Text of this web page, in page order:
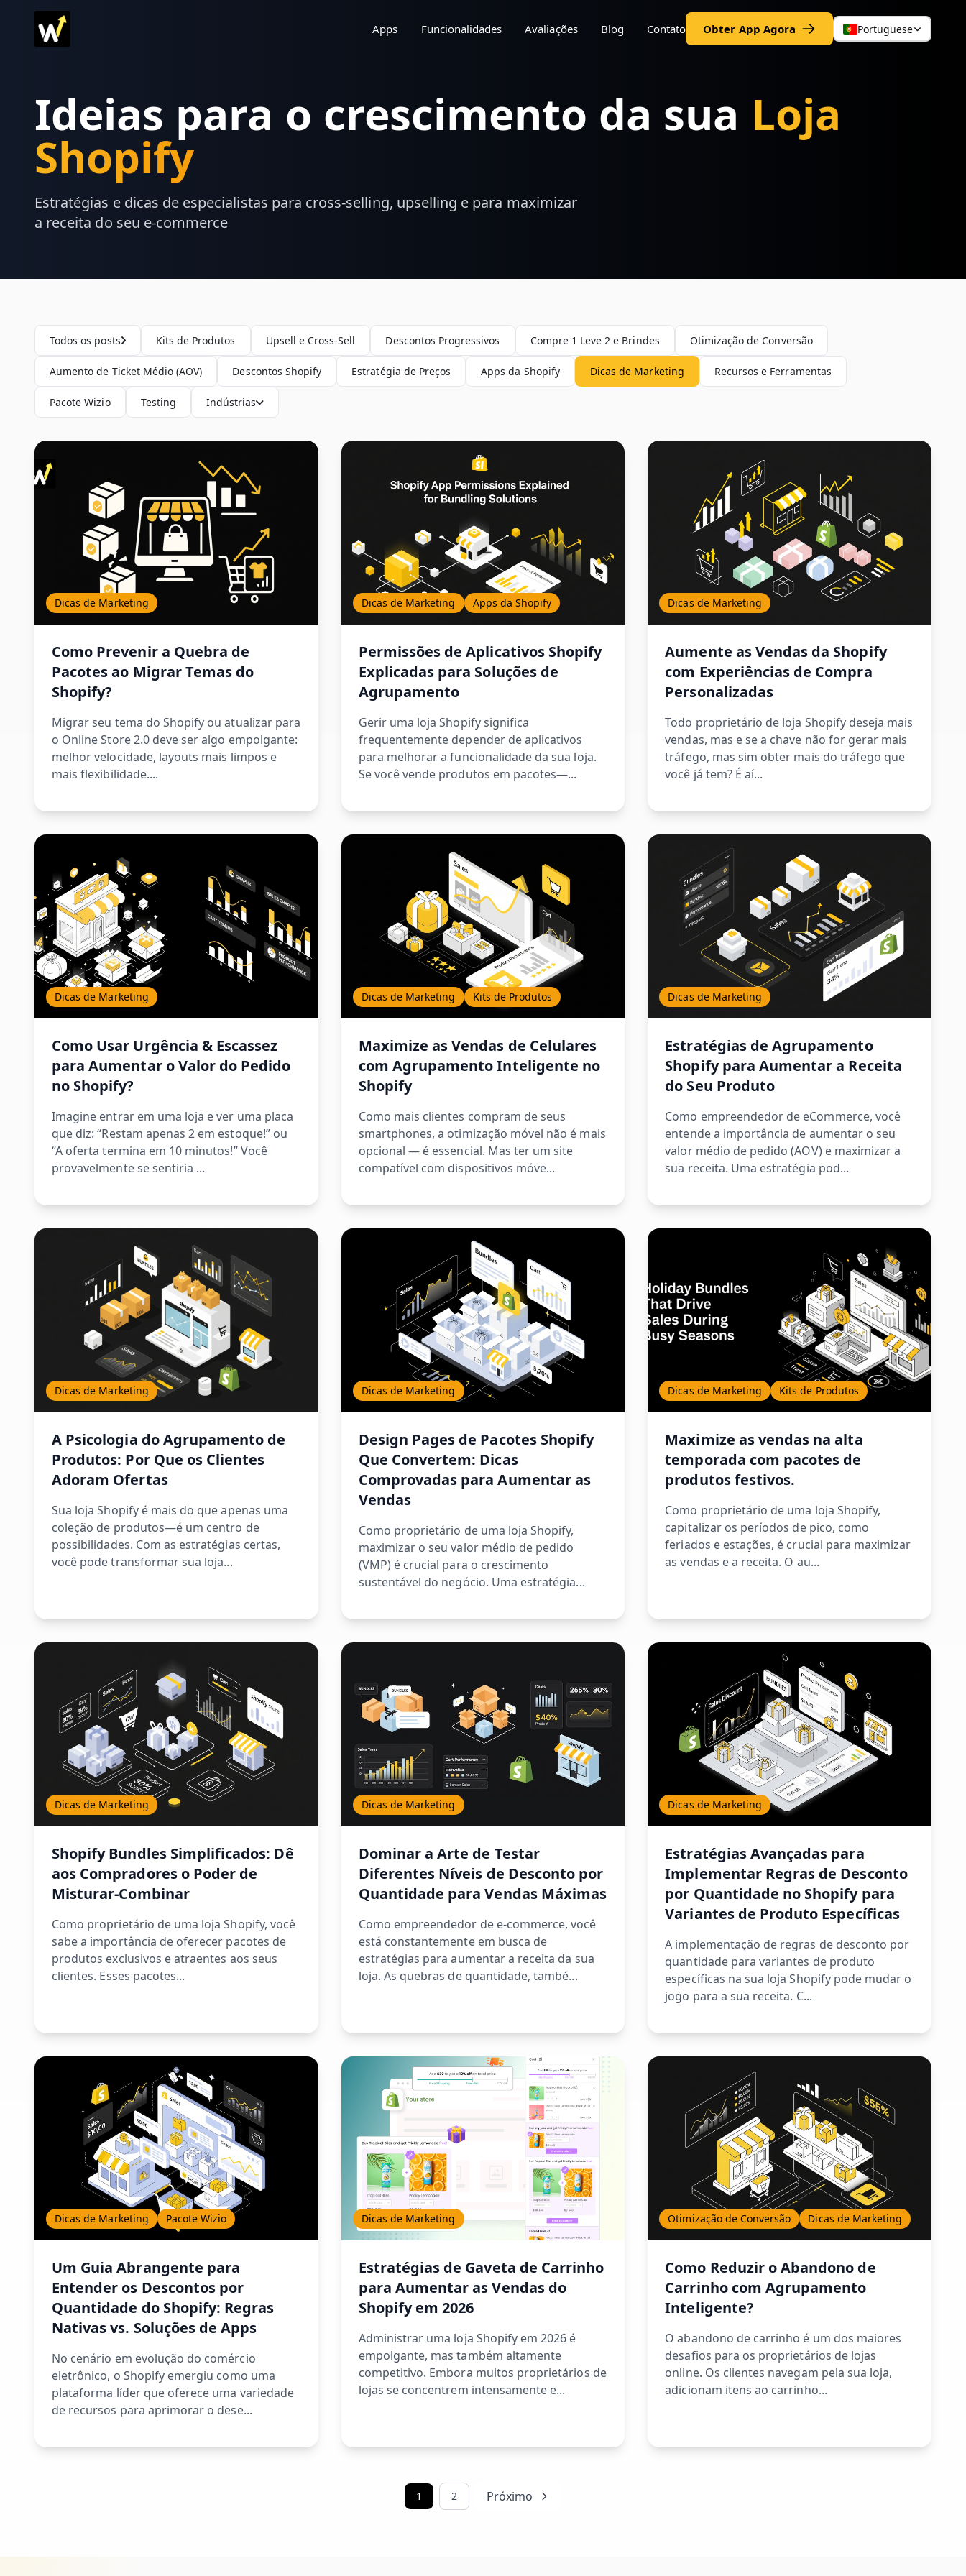
Apps Funcionalidades Avaliações Blog Contato Obter App Agora Portuguese
Ideias para o crescimento da sua Loja
Shopify
Estratégias e dicas de especialistas para cross-selling, upselling e para maximizar
a receita do seu e-commerce
Todos os posts Kits de Produtos Upsell e Cross-Sell Descontos Progressivos Compre 1 Leve 2 e Brindes Otimização de Conversão
Aumento de Ticket Médio (AOV) Descontos Shopify Estratégia de Preços Apps da Shopify Dicas de Marketing Recursos e Ferramentas
Pacote Wizio Testing Indústrias
Dicas de Marketing
Como Prevenir a Quebra de
Pacotes ao Migrar Temas do
Shopify?
Migrar seu tema do Shopify ou atualizar para
o Online Store 2.0 deve ser algo empolgante:
melhor velocidade, layouts mais limpos e
mais flexibilidade....
Dicas de Marketing Apps da Shopify
Permissões de Aplicativos Shopify
Explicadas para Soluções de
Agrupamento
Gerir uma loja Shopify significa
frequentemente depender de aplicativos
para melhorar a funcionalidade da sua loja.
Se você vende produtos em pacotes—...
Dicas de Marketing
Aumente as Vendas da Shopify
com Experiências de Compra
Personalizadas
Todo proprietário de loja Shopify deseja mais
vendas, mas e se a chave não for gerar mais
tráfego, mas sim obter mais do tráfego que
você já tem? É aí...
Dicas de Marketing
Como Usar Urgência & Escassez
para Aumentar o Valor do Pedido
no Shopify?
Imagine entrar em uma loja e ver uma placa
que diz: “Restam apenas 2 em estoque!” ou
“A oferta termina em 10 minutos!” Você
provavelmente se sentiria ...
Dicas de Marketing Kits de Produtos
Maximize as Vendas de Celulares
com Agrupamento Inteligente no
Shopify
Como mais clientes compram de seus
smartphones, a otimização móvel não é mais
opcional — é essencial. Mas ter um site
compatível com dispositivos móve...
Dicas de Marketing
Estratégias de Agrupamento
Shopify para Aumentar a Receita
do Seu Produto
Como empreendedor de eCommerce, você
entende a importância de aumentar o seu
valor médio de pedido (AOV) e maximizar a
sua receita. Uma estratégia pod...
Dicas de Marketing
A Psicologia do Agrupamento de
Produtos: Por Que os Clientes
Adoram Ofertas
Sua loja Shopify é mais do que apenas uma
coleção de produtos—é um centro de
possibilidades. Com as estratégias certas,
você pode transformar sua loja...
Dicas de Marketing
Design Pages de Pacotes Shopify
Que Convertem: Dicas
Comprovadas para Aumentar as
Vendas
Como proprietário de uma loja Shopify,
maximizar o seu valor médio de pedido
(VMP) é crucial para o crescimento
sustentável do negócio. Uma estratégia...
Dicas de Marketing Kits de Produtos
Maximize as vendas na alta
temporada com pacotes de
produtos festivos.
Como proprietário de uma loja Shopify,
capitalizar os períodos de pico, como
feriados e estações, é crucial para maximizar
as vendas e a receita. O au...
Dicas de Marketing
Shopify Bundles Simplificados: Dê
aos Compradores o Poder de
Misturar-Combinar
Como proprietário de uma loja Shopify, você
sabe a importância de oferecer pacotes de
produtos exclusivos e atraentes aos seus
clientes. Esses pacotes...
Dicas de Marketing
Dominar a Arte de Testar
Diferentes Níveis de Desconto por
Quantidade para Vendas Máximas
Como empreendedor de e-commerce, você
está constantemente em busca de
estratégias para aumentar a receita da sua
loja. As quebras de quantidade, també...
Dicas de Marketing
Estratégias Avançadas para
Implementar Regras de Desconto
por Quantidade no Shopify para
Variantes de Produto Específicas
A implementação de regras de desconto por
quantidade para variantes de produto
específicas na sua loja Shopify pode mudar o
jogo para a sua receita. C...
Dicas de Marketing Pacote Wizio
Um Guia Abrangente para
Entender os Descontos por
Quantidade do Shopify: Regras
Nativas vs. Soluções de Apps
No cenário em evolução do comércio
eletrônico, o Shopify emergiu como uma
plataforma líder que oferece uma variedade
de recursos para aprimorar o dese...
Dicas de Marketing
Estratégias de Gaveta de Carrinho
para Aumentar as Vendas do
Shopify em 2026
Administrar uma loja Shopify em 2026 é
empolgante, mas também altamente
competitivo. Embora muitos proprietários de
lojas se concentrem intensamente e...
Otimização de Conversão Dicas de Marketing
Como Reduzir o Abandono de
Carrinho com Agrupamento
Inteligente?
O abandono de carrinho é um dos maiores
desafios para os proprietários de lojas
online. Os clientes navegam pela sua loja,
adicionam itens ao carrinho...
1 2 Próximo